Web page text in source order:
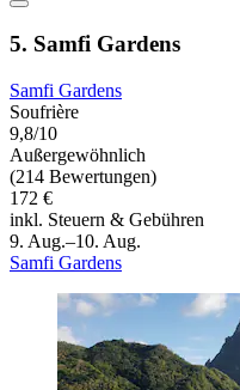
5. Samfi Gardens
Samfi Gardens
Soufrière
9,8/10
Außergewöhnlich
(214 Bewertungen)
172 €
inkl. Steuern & Gebühren
9. Aug.–10. Aug.
Samfi Gardens